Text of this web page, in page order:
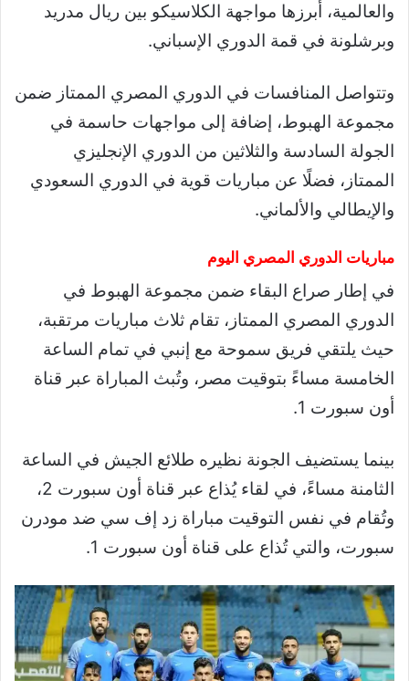
والعالمية، أبرزها مواجهة الكلاسيكو بين ريال مدريد
وبرشلونة في قمة الدوري الإسباني.
وتتواصل المنافسات في الدوري المصري الممتاز ضمن
مجموعة الهبوط، إضافة إلى مواجهات حاسمة في
الجولة السادسة والثلاثين من الدوري الإنجليزي
الممتاز، فضلًا عن مباريات قوية في الدوري السعودي
والإيطالي والألماني.
مباريات الدوري المصري اليوم
في إطار صراع البقاء ضمن مجموعة الهبوط في
الدوري المصري الممتاز، تقام ثلاث مباريات مرتقبة،
حيث يلتقي فريق سموحة مع إنبي في تمام الساعة
الخامسة مساءً بتوقيت مصر، وتُبث المباراة عبر قناة
أون سبورت 1.
بينما يستضيف الجونة نظيره طلائع الجيش في الساعة
الثامنة مساءً، في لقاء يُذاع عبر قناة أون سبورت 2،
وتُقام في نفس التوقيت مباراة زد إف سي ضد مودرن
سبورت، والتي تُذاع على قناة أون سبورت 1.